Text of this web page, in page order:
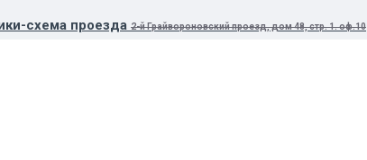
схема проезда 2-й Грайвороновский проезд, дом 48, стр. 1. оф.10